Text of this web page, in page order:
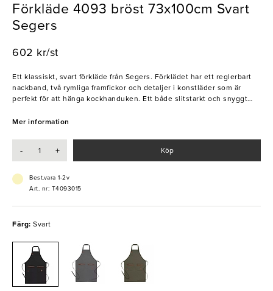
Förkläde 4093 bröst 73x100cm Svart
Segers
602 kr/st
Ett klassiskt, svart förkläde från Segers. Förklädet har ett reglerbart
nackband, två rymliga framfickor och detaljer i konstläder som är
perfekt för att hänga kockhanduken. Ett både slitstarkt och snyggt
Mer information
- + Köp
Best.vara 1-2v
Art. nr: T4093015
Färg: Svart